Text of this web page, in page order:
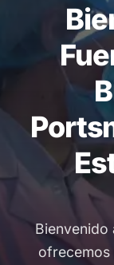
Bienvenido
ofrecemos